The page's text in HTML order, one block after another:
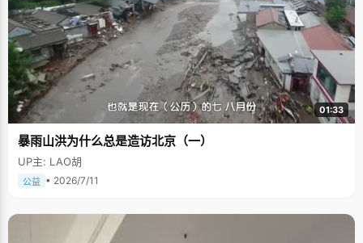
01:33
暴雨山洪为什么总是造访北京（一）
UP主: LAO胡
公益 • 2026/7/11